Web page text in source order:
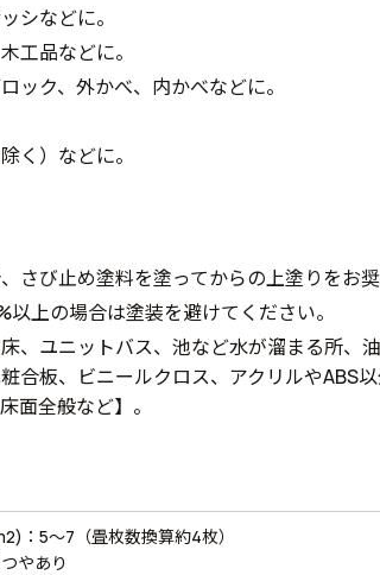
シなどに。
工品などに。
ック、外かべ、内かべなどに。
く）などに。
さび止め塗料を塗ってからの上塗りをお奨
上の場合は塗装を避けてください。
、ユニットバス、池など水が溜まる所、
合板、ビニールクロス、アクリルやABS以
面全般など】。
：5～7（畳枚数換算約4枚）
やあり